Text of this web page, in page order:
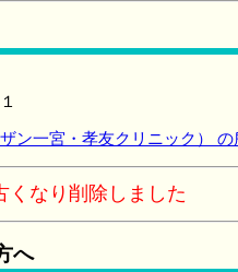
一宮・孝友クリニック） の
なり削除しました
へ